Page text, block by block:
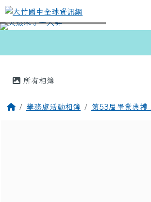
跳至主內容區
大竹國中全球資訊網
所有相簿
回首頁學務處活動相簿 第53屆畢業典